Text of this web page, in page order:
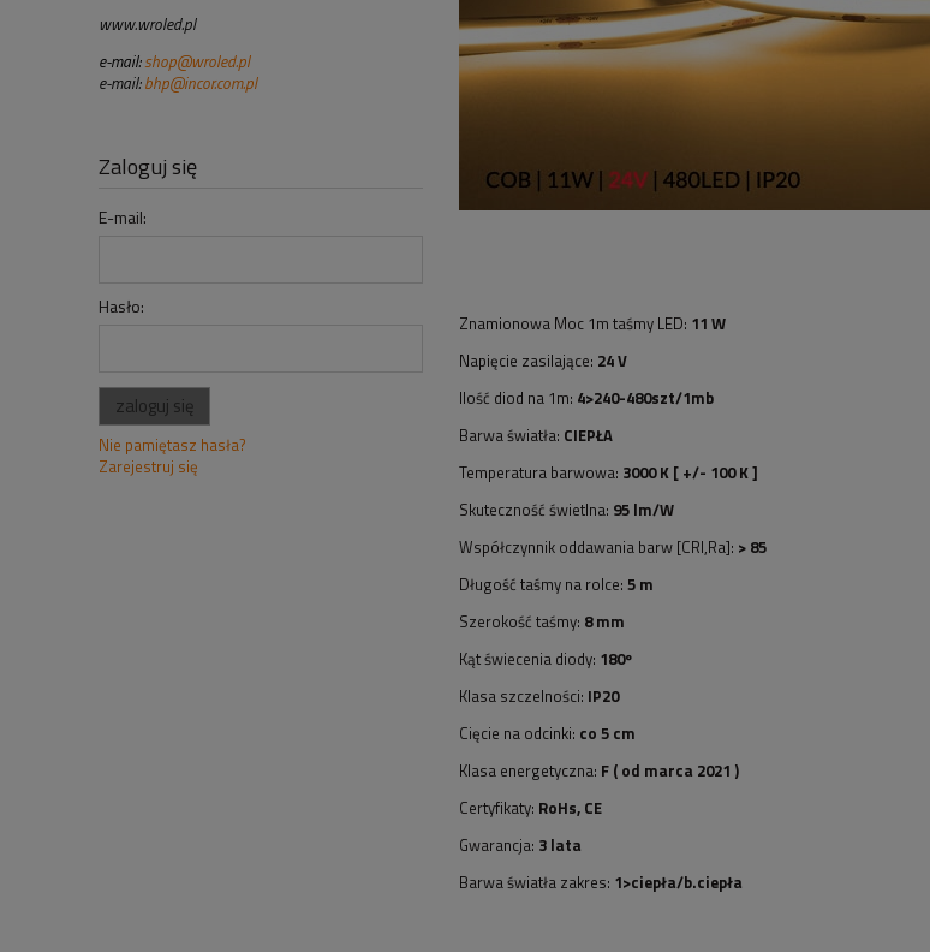
www.wroled.pl
e-mail: shop@wroled.pl
e-mail:bhp@incor.com.pl
Zaloguj się
E-mail:
Hasło:
zaloguj się
Nie pamiętasz hasła?
Zarejestruj się
Znamionowa Moc 1m taśmy LED: 11 W
Napięcie zasilające: 24 V
Ilość diod na 1m: 4>240-480szt/1mb
Barwa światła: CIEPŁA
Temperatura barwowa: 3000 K [ +/- 100 K ]
Skuteczność świetlna: 95 lm/W
Współczynnik oddawania barw [CRI,Ra]: > 85
Długość taśmy na rolce: 5 m
Szerokość taśmy: 8 mm
Kąt świecenia diody: 180º
Klasa szczelności: IP20
Cięcie na odcinki: co 5 cm
Klasa energetyczna: F ( od marca 2021 )
Certyfikaty: RoHs, CE
Gwarancja: 3 lata
Barwa światła zakres: 1>ciepła/b.ciepła